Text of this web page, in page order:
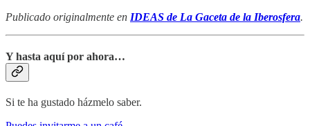
Publicado originalmente en IDEAS de La Gaceta de la Iberosfera.
Y hasta aquí por ahora…
Si te ha gustado házmelo saber.